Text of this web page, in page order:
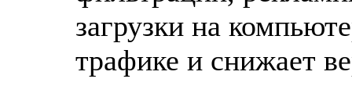
загрузки на
трафике и снижает